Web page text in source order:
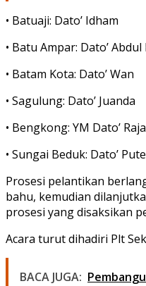
• Batuaji: Dato’ Idham
• Batu Ampar: Dato’ Abdul
• Batam Kota: Dato’ Wan
• Sagulung: Dato’ Juanda
• Bengkong: YM Dato’
• Sungai Beduk: Dato’
Prosesi pelantikan
bahu, kemudian
prosesi yang disaksikan
Acara turut dihadiri Plt
BACA JUGA: